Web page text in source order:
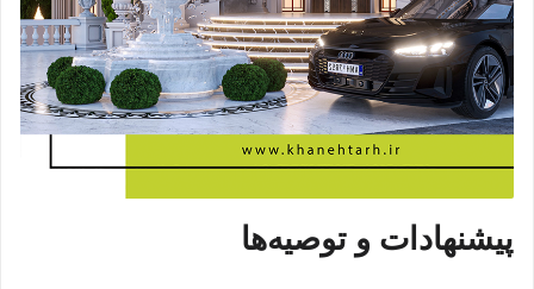
پیشنهادات و توصیه‌ها